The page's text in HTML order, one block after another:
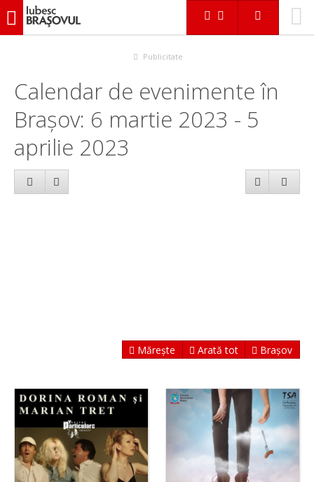
iubescbraşovul.ro
Publicitate
Calendar de evenimente în
Brașov: 6 martie 2023 - 5
aprilie 2023
Mărește Arată tot Brașov